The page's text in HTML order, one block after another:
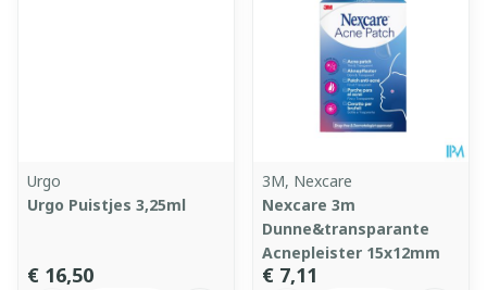
Urgo
Urgo Puistjes 3,25ml
€ 16,50
3M, Nexcare
Nexcare 3m
Dunne&transparante
Acnepleister 15x12mm
€ 7,11